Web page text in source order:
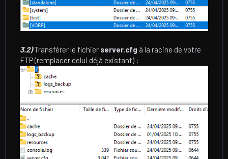
3.2)Transférer le fichier server.cfg à la racine de votre
FTP (remplacer celui déjà existant) :